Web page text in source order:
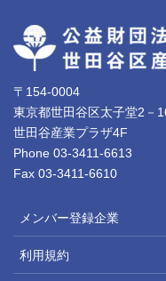
〒154-0004
東京都世田谷区太子堂2－
世田谷産業プラザ4F
Phone 03-3411-6613
Fax 03-3411-6610
メンバー登録企業
利用規約